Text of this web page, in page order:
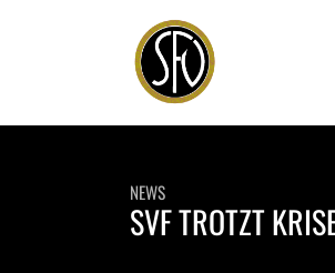
NEWS
SVF TROTZT